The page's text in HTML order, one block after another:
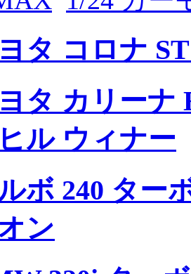
ヨタ コロナ
ヨタ カリーナ
ル ウィナー
ボ 240 ター
ン